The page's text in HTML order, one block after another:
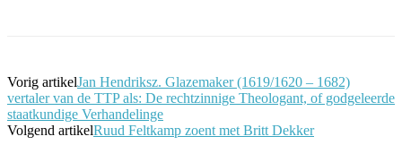
Vorig artikelJan Hendriksz. Glazemaker (1619/1620 – 1682)
vertaler van de TTP als: De rechtzinnige Theologant, of godgeleerde
staatkundige Verhandelinge
Volgend artikelRuud Feltkamp zoent met Britt Dekker